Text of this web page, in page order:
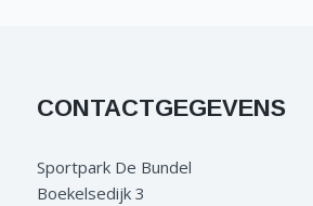
CONTACTGEGEVENS
Sportpark De Bundel
Boekelsedijk 3